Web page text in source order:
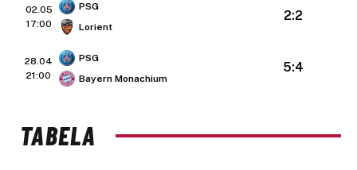
02.05
17:00
PSG
Lorient
2:2
28.04
21:00
PSG
Bayern Monachium
5:4
TABELA